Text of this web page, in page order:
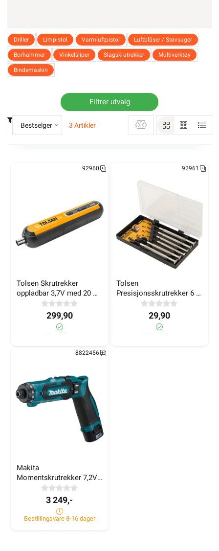
Nedre Kalbakkvei 88B, 1081 Oslo
22 81 27 70
Alle produkter på nettsiden vises med gjeldende priser og betingelser,
og enkelte produkter beregnet for fast installasjon kan kun
når det ikke kan brukes lenger. Du kan returnere dette gratis i en av
våre varehus og/eller andre butikker som selger samme type varer.
Alt innhold Copyright © 2009-2024 - Elektroimportøren AS. All bruk av
tekst og bilder må avtales før bruk.
Driller Limpistol Varmluftpistol Luftblåser / Støvsuger
Borhammer Vinkelsliper Slagskrutrekker Multiverktøy
Bindemaskin
Filtrer utvalg
Bestselger 3 Artikler
Tolsen Skrutrekker
oppladbar 3,7V med 20
bits i veske
92960
299,90
420+ på lager
Tolsen
Presisjonsskrutrekker 6
92961
29,90
300+ på lager
Makita
Momentskrutrekker 7,2V
DF012DSJ
8822456
3 249,-
Bestillingsvare 8-16 dager